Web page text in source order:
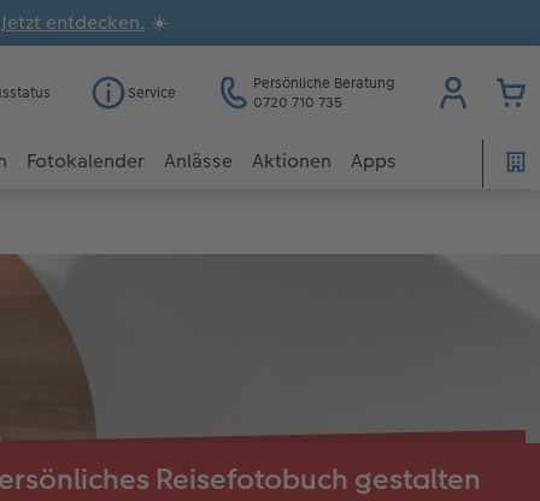
Jetzt entdecken. ☀️
Service
Persönliche Beratung
0720 710 735
Fotokalender Anlässe Aktionen Apps
Reisefotobuch gestalten